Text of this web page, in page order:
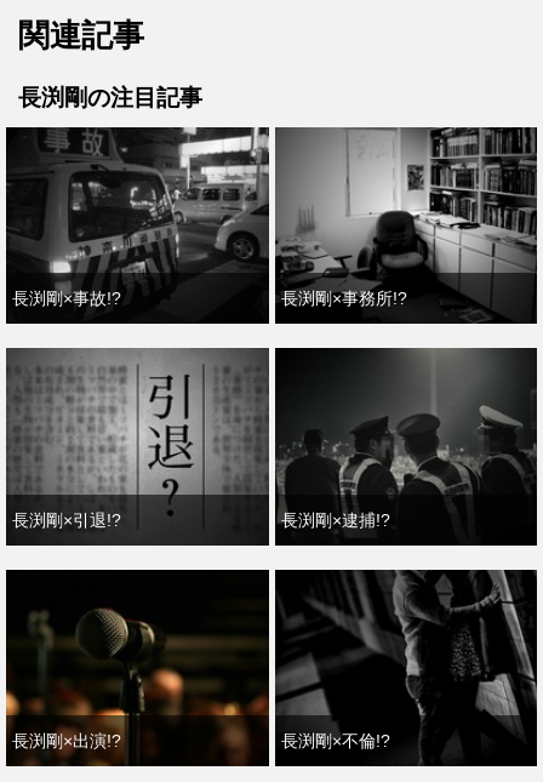
関連記事
長渕剛の注目記事
長渕剛×事故!? 長渕剛×事務所!?
長渕剛×引退!? 長渕剛×逮捕!?
長渕剛×出演!? 長渕剛×不倫!?